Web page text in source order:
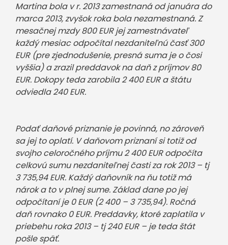
Martina bola v r. 2013 zamestnaná od januára do
marca 2013, zvyšok roka bola nezamestnaná. Z
mesačnej mzdy 800 EUR jej zamestnávateľ
každý mesiac odpočítal nezdaniteľnú časť 300
EUR (pre zjednodušenie, presná suma je o čosi
vyššia) a zrazil preddavok na daň z príjmov 80
EUR. Dokopy teda zarobila 2 400 EUR a štátu
odviedla 240 EUR.
Podať daňové priznanie je povinná, no zároveň
sa jej to oplatí. V daňovom priznaní si totiž od
svojho celoročného príjmu 2 400 EUR odpočíta
celkovú sumu nezdaniteľnej časti za rok 2013 – tj
3 735,94 EUR. Každý daňovník na ňu totiž má
nárok a to v plnej sume. Základ dane po jej
odpočítaní je 0 EUR (2 400 – 3 735,94). Ročná
daň rovnako 0 EUR. Preddavky, ktoré zaplatila v
priebehu roka 2013 – tj 240 EUR – je teda štát
pošle späť.